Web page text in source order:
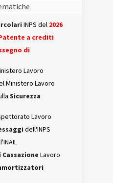
INPS del 2026
a crediti
di
Lavoro
Ministero Lavoro
Sicurezza
Lavoro
dell'INPS
Lavoro